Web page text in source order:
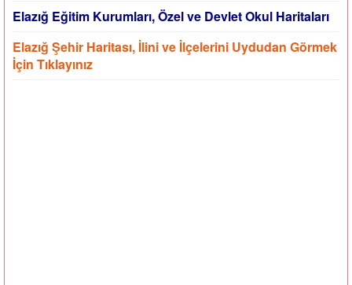
Elazığ Eğitim Kurumları, Özel ve Devlet Okul Haritaları
Elazığ Şehir Haritası, İlini ve İlçelerini Uydudan Görmek
İçin Tıklayınız